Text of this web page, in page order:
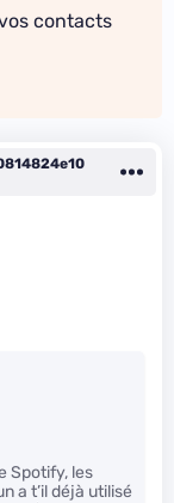
contacts
Spotify, les
a t’il déjà utilisé